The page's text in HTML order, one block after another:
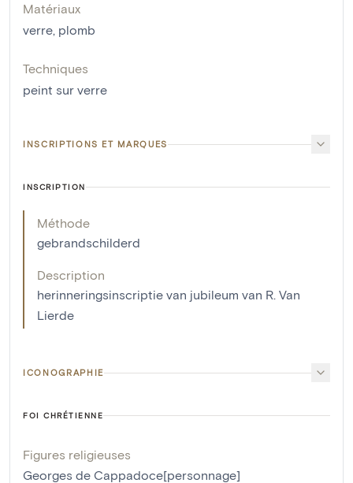
Matériaux
verre, plomb
Techniques
peint sur verre
INSCRIPTIONS ET MARQUES
INSCRIPTION
Méthode
gebrandschilderd
Description
herinneringsinscriptie van jubileum van R. Van
Lierde
ICONOGRAPHIE
FOI CHRÉTIENNE
Figures religieuses
Georges de Cappadoce[personnage]